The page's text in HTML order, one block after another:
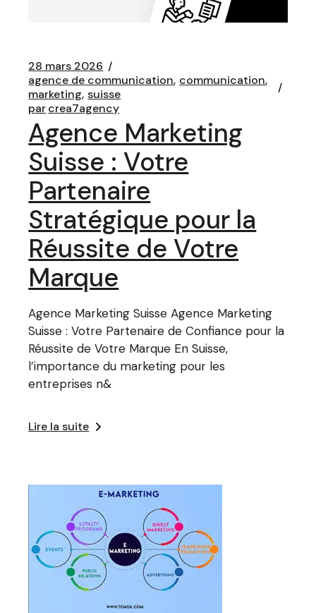
28 mars 2026
agence de communication communication
marketing suisse
parcrea7agency
Agence Marketing
Suisse : Votre
Partenaire
Stratégique pour la
Réussite de Votre
Marque
Agence Marketing Suisse Agence Marketing
Suisse : Votre Partenaire de Confiance pour la
Réussite de Votre Marque En Suisse,
l’importance du marketing pour les
entreprises n&
Lire la suite